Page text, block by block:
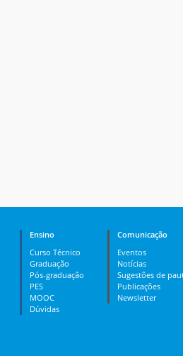
Ensino
Curso Técnico
Graduação
Pós-graduação
PES
MOOC
Dúvidas
Comunicação
Eventos
Notícias
Sugestões de
Publicações
Newsletter